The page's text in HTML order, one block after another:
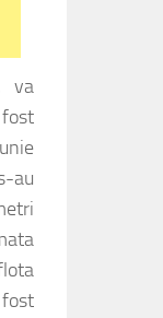
va
au